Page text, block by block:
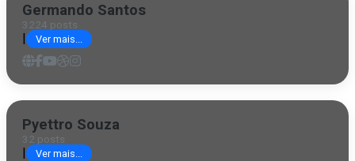
Germando Santos
3224 posts
| Ver mais...
Pyettro Souza
32 posts
| Ver mais...